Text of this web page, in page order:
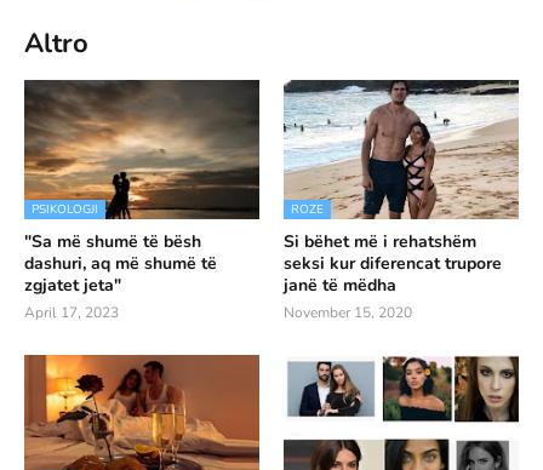
Altro
PSIKOLOGJI
"Sa më shumë të bësh
dashuri, aq më shumë të
zgjatet jeta"
April 17, 2023
ROZE
Si bëhet më i rehatshëm
seksi kur diferencat trupore
janë të mëdha
November 15, 2020